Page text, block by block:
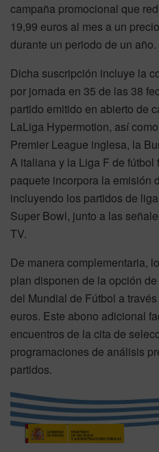
campaña promocional que
19,99 euros al mes a un
durante un periodo de un año.
Dicha suscripción incluye la
por jornada en 35 de las 38
partido emitido en abierto de
LaLiga Hypermotion, así
Premier League inglesa, la
A italiana y la Liga F de fútbol
paquete incorpora la emisión
incluyendo los partidos de
Super Bowl, junto a las
TV.
De manera complementaria,
plan disponen de la opción
del Mundial de Fútbol a
euros. Este abono adicional
encuentros de la cita de
programaciones de análisis
partidos.